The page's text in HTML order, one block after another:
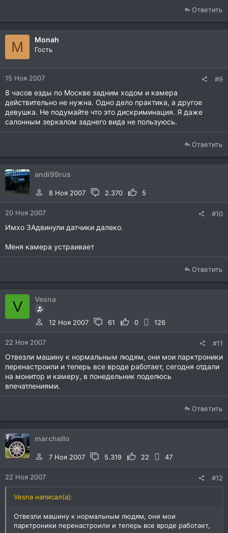
Ответить
M Monah
Гость
15 Ноя 2007 #9
8 часов езды по Москве задним ходом и камера
действительно не нужна. Одно дело практика, а другое
девушка. Не подумайте что это дискриминация. Я даже
салонным зеркалом заднего вида не пользуюсь.
Ответить
andi99rus
8 Ноя 2007 2.370 5
20 Ноя 2007 #10
Имхо ЗАдвинули датчики далеко.
Меня камера устраивает
Ответить
V Vesna
12 Ноя 2007 61 0 126
22 Ноя 2007 #11
Отвезли машину к нормальным людям, они мои парктроники
перенастроили и теперь все вроде работает, сегодня отдали
на монитор и камеру, в понедельник поделюсь
впечатлениями.
Ответить
marchello
7 Ноя 2007 5.319 22 47
22 Ноя 2007 #12
Vesna написал(а):
Отвезли машину к нормальным людям, они мои
парктроники перенастроили и теперь все вроде работает,